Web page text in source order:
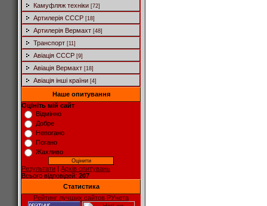
Камуфляж техніки [72]
Артилерія СССР [18]
Артилерія Вермахт [48]
Транспорт [11]
Авіація СССР [9]
Авіація Вермахт [18]
Авіація інші країни [4]
Наше опитування
Оцініть мій сайт
Відмінно
Добре
Непогано
Погано
Жахливо
Результати | Архів опитувань
Всього відповідей: 207
Статистика
Рейтинг лучших сайтов РУнета